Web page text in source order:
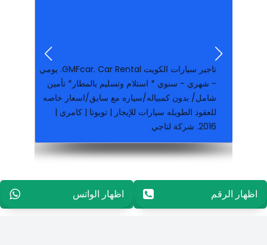
تاجير سيارات الكويت GMFcar. Car Rental. يومي
- شهري - سنوي * استلام وتسليم بالمطار* تأمين
شامل/ بدون كمبياله/سياره مع سايق/اسعار خاصه
للعقود الطويله سيارات للإيجار | تويوتا | كامري |
2016. شركة لتاجيلدينا افضل العروض. اضغط هنا للتفصيل. خدمة
اظهار الرقم96565594848 اظهار الواتس96565594848